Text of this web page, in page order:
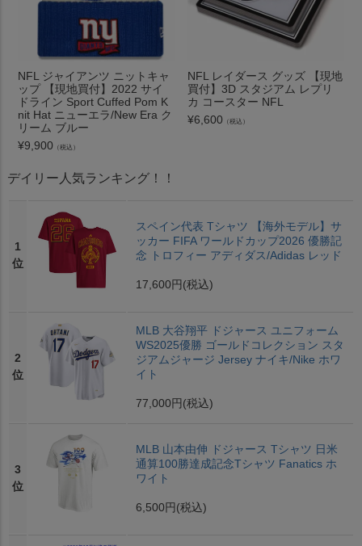
NFL ジャイアンツ ニットキャ
ップ 【現地買付】2022 サイ
ドライン Sport Cuffed Pom K
nit Hat ニューエラ/New Era ク
リーム ブルー
¥9,900 （税込）
NFL レイダース グッズ 【現地
買付】3D スタジアム レプリ
カ コースター NFL
¥6,600 （税込）
デイリー人気ランキング！！
1
位
スペイン代表 Tシャツ 【海外モデル】サ
ッカー FIFA ワールドカップ2026 優勝記
念 トロフィー アディダス/Adidas レッド
17,600円 (税込)
2
位
MLB 大谷翔平 ドジャース ユニフォーム
WS2025優勝 ゴールドコレクション スタ
ジアムジャージ Jersey ナイキ/Nike ホワ
イト
77,000円 (税込)
3
位
MLB 山本由伸 ドジャース Tシャツ 日米
通算100勝達成記念Tシャツ Fanatics ホ
ワイト
6,500円 (税込)